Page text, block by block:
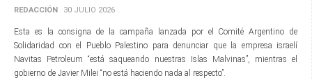
REDACCIÓN 30 JULIO 2026
Esta es la consigna de la campaña lanzada por el Comité Argentino de
Solidaridad con el Pueblo Palestino para denunciar que la empresa israelí
Navitas Petroleum “está saqueando nuestras Islas Malvinas”, mientras el
gobierno de Javier Milei “no está haciendo nada al respecto”.